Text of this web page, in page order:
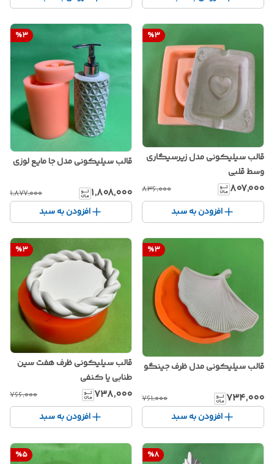
%3
قالب سیلیکونی مدل زیرسیگاری
وسط قلبی
۸۰۷٬۰۰۰ ۸۳۶٬۰۰۰
افزودن به سبد
%3
قالب سیلیکونی مدل جا مایع لوزی
۱٬۸۰۸٬۰۰۰ ۱٬۸۷۷٬۰۰۰
افزودن به سبد
%3
قالب سیلیکونی مدل ظرف جینگو
۷۳۴٬۰۰۰ ۷۶۱٬۰۰۰
افزودن به سبد
%3
قالب سیلیکونی ظرف هفت سین
طنابی یا کنفی
۷۳۸٬۰۰۰ ۷۶۶٬۰۰۰
افزودن به سبد
%8
%5